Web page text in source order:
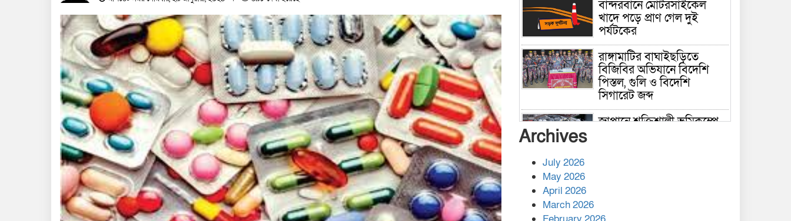
বান্দরবানে মোটরসাইকেল
খাদে পড়ে প্রাণ গেল দুই
পর্যটকের
রাঙ্গামাটির বাঘাইছড়িতে
বিজিবির অভিযানে বিদেশি
পিস্তল, গুলি ও বিদেশি
সিগারেট জব্দ
জাপানে শক্তিশালী ভূমিকম্পে
Archives
July 2026
May 2026
April 2026
March 2026